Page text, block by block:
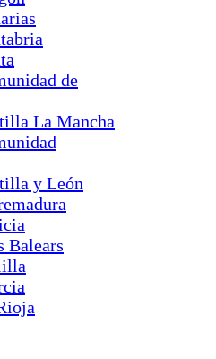
de
La Mancha
y León
Balears